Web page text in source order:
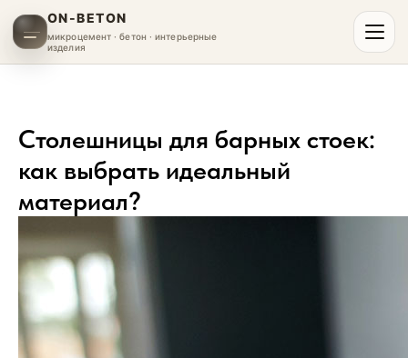
ON-BETON
микроцемент · бетон · интерьерные
изделия
Столешницы для барных стоек:
как выбрать идеальный
материал?